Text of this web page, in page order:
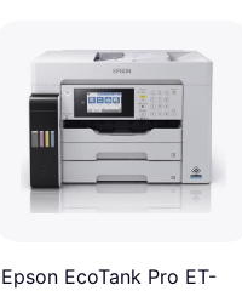
Epson EcoTank Pro ET-